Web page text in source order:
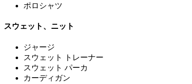
ポロシャツ
スウェット、ニット
ジャージ
スウェット トレーナー
スウェット パーカ
カーディガン